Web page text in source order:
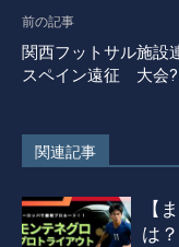
前の記事
関西フットサル施設
スペイン遠征 大会?
関連記事
【
は